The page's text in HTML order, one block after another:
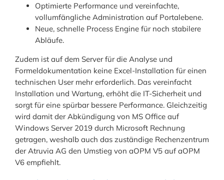
Optimierte Performance und vereinfachte,
vollumfängliche Administration auf Portalebene.
Neue, schnelle Process Engine für noch stabilere
Abläufe.
Zudem ist auf dem Server für die Analyse und
Formeldokumentation keine Excel-Installation für einen
technischen User mehr erforderlich. Das vereinfacht
Installation und Wartung, erhöht die IT-Sicherheit und
sorgt für eine spürbar bessere Performance. Gleichzeitig
wird damit der Abkündigung von MS Office auf
Windows Server 2019 durch Microsoft Rechnung
getragen, weshalb auch das zuständige Rechenzentrum
der Atruvia AG den Umstieg von aOPM V5 auf aOPM
V6 empfiehlt.